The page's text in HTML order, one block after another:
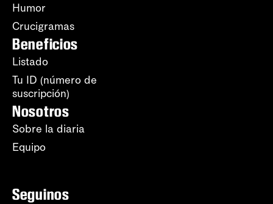
Humor
Crucigramas
Beneficios
Listado
Tu ID (número de
suscripción)
Nosotros
Sobre la diaria
Equipo
Seguinos